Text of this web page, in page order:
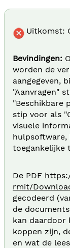
Uitkomst:
Bevindingen:
worden de
aangegeven,
"Aanvragen"
"Beschikbare
stip voor als
visuele
hulpsoftware,
toegankelijke
De PDF
rmit/
gecodeerd
de
kan daardoor
koppen zijn,
en wat de